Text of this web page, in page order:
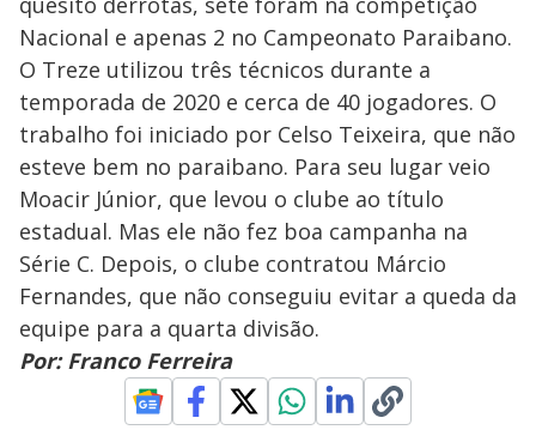
Nacional e apenas 2 no Campeonato Paraibano.
O Treze utilizou três técnicos durante a
temporada de 2020 e cerca de 40 jogadores. O
trabalho foi iniciado por Celso Teixeira, que não
esteve bem no paraibano. Para seu lugar veio
Moacir Júnior, que levou o clube ao título
estadual. Mas ele não fez boa campanha na
Série C. Depois, o clube contratou Márcio
Fernandes, que não conseguiu evitar a queda da
equipe para a quarta divisão.
Por: Franco Ferreira